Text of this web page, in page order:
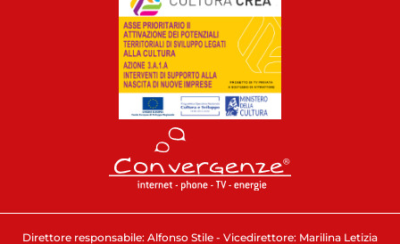
Direttore responsabile: Alfonso Stile - Vicedirettore: Marilina Letizia